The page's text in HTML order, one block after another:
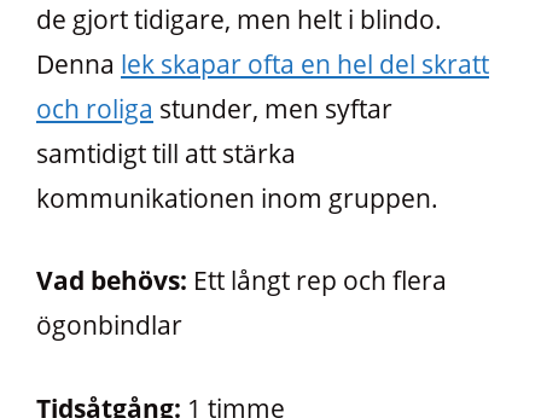
de gjort tidigare, men helt i blindo.
Denna lek skapar ofta en hel del skratt
och roliga stunder, men syftar
samtidigt till att stärka
kommunikationen inom gruppen.
Vad behövs: Ett långt rep och flera
ögonbindlar
Tidsåtgång: 1 timme